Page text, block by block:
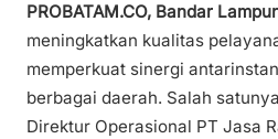
PROBATAM.CO, Bandar
meningkatkan kualitas
memperkuat sinergi
berbagai daerah. Salah
Direktur Operasional PT Jasa